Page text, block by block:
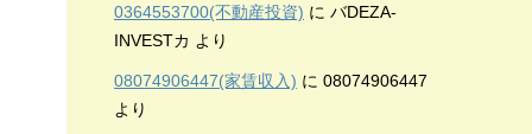
0364553700(不動産投資) に バDEZA-
INVESTカ より
08074906447(家賃収入) に 08074906447
より